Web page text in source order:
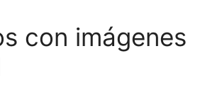
con imágenes